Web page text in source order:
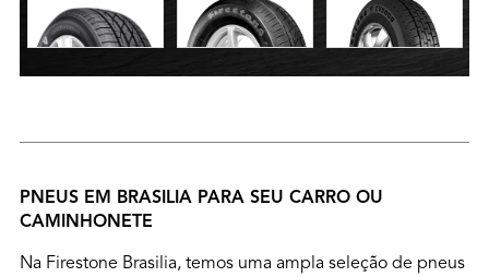
PNEUS EM BRASILIA PARA SEU CARRO OU
CAMINHONETE
Na Firestone Brasilia, temos uma ampla seleção de pneus